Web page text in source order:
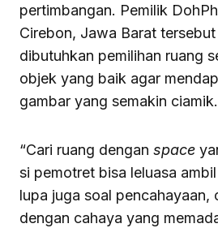
pertimbangan. Pemilik
Cirebon, Jawa Barat
dibutuhkan pemilihan ruang
objek yang baik agar
gambar yang semakin ciamik.
“Cari ruang dengan space
si pemotret bisa leluasa ambil
lupa juga soal pencahayaan,
dengan cahaya yang